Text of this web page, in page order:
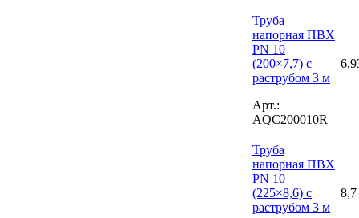
Труба
напорная ПВХ
PN 10
(200×7,7) с
раструбом 3 м
Арт.:
AQC200010R
Труба
напорная ПВХ
PN 10
(225×8,6) с
раструбом 3 м
8,7